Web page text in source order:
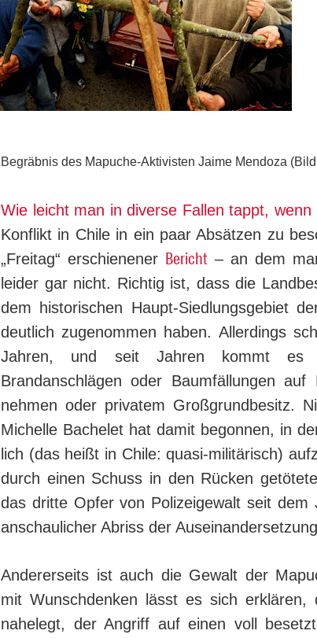
Begräbnis des Mapuche-Aktivisten Jaime Mendoza
Wie leicht man in diverse Fallen tappt,
Konflikt in Chile in ein paar Absätzen zu
„Freitag“ erschienener Bericht– an dem
leider gar nicht. Richtig ist, dass die
dem historischen Haupt-Siedlungsgebiet
deutlich zugenommen haben. Allerdings
Jahren, und seit Jahren kommt es
Brandanschlägen oder Baumfällungen
nehmen oder privatem Großgrundbesitz.
Michelle Bachelet hat damit begonnen, in
lich (das heißt in Chile: quasi-militärisch)
durch einen Schuss in den Rücken
das dritte Opfer von Polizeigewalt seit dem
anschaulicher Abriss der
Andererseits ist auch die Gewalt der
mit Wunschdenken lässt es sich
nahelegt, der Angriff auf einen voll